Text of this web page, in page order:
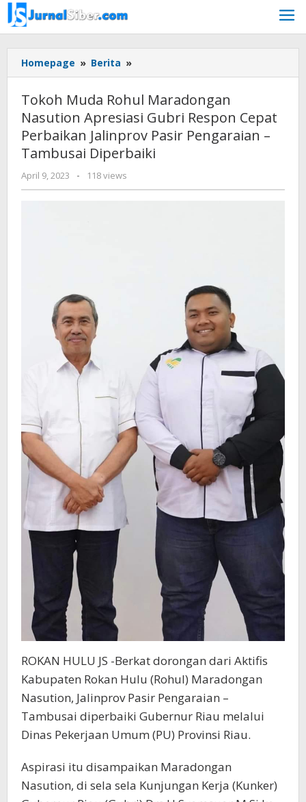
Skip
to
content
Homepage » Berita »
Muda
Maradongan
Nasution
Apresiasi
Gubri
Respon
Perbaikan
Tokoh Muda Rohul Maradongan
Nasution Apresiasi Gubri Respon Cepat
Perbaikan Jalinprov Pasir Pengaraian –
Tambusai Diperbaiki
April 9, 2023
by
Jurnalsiber
- 118 views
ROKAN HULU JS -Berkat dorongan dari Aktifis
Kabupaten Rokan Hulu (Rohul) Maradongan
Nasution, Jalinprov Pasir Pengaraian –
Tambusai diperbaiki Gubernur Riau melalui
Dinas Pekerjaan Umum (PU) Provinsi Riau.
Aspirasi itu disampaikan Maradongan
Nasution, di sela sela Kunjungan Kerja (Kunker)